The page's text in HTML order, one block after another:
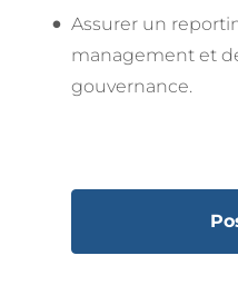
Assurer un
management et
gouvernance.